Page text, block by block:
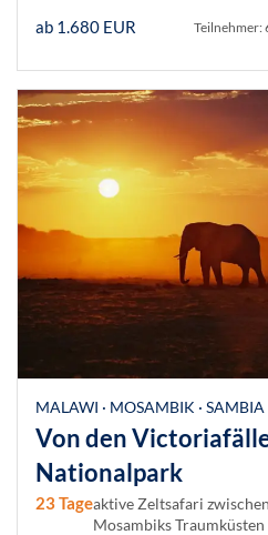
ab 1.680 EUR Teilnehmer:
MALAWI · MOSAMBIK · SAMBIA
Von den
Nationalpark
23 Tageaktive Zeltsafari
Mosambiks Traumküsten